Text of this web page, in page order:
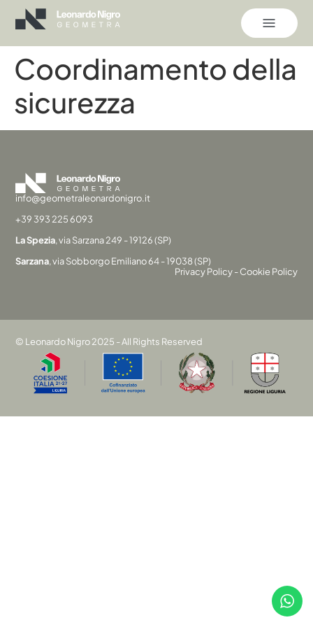
Coordinamento della
sicurezza
info@geometraleonardonigro.it
+39 393 225 6093
La Spezia, via Sarzana 249 - 19126 (SP)
Sarzana, via Sobborgo Emiliano 64 - 19038 (SP)
Privacy Policy-Cookie Policy
© Leonardo Nigro 2025 - All Rights Reserved